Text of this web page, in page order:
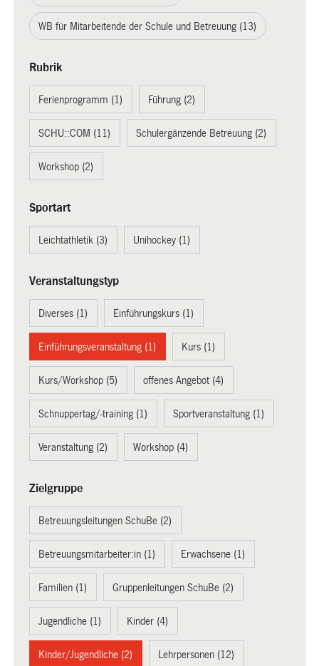
WB für Mitarbeitende der Schule und Betreuung (13)
Rubrik
Ferienprogramm (1) Führung (2)
SCHU::COM (11) Schulergänzende Betreuung (2)
Workshop (2)
Sportart
Leichtathletik (3) Unihockey (1)
Veranstaltungstyp
Diverses (1) Einführungskurs (1)
Einführungsveranstaltung (1) Kurs (1)
Kurs/Workshop (5) offenes Angebot (4)
Schnuppertag/-training (1) Sportveranstaltung (1)
Veranstaltung (2) Workshop (4)
Zielgruppe
Betreuungsleitungen SchuBe (2)
Betreuungsmitarbeiter:in (1) Erwachsene (1)
Familien (1) Gruppenleitungen SchuBe (2)
Jugendliche (1) Kinder (4)
Kinder/Jugendliche (2) Lehrpersonen (12)